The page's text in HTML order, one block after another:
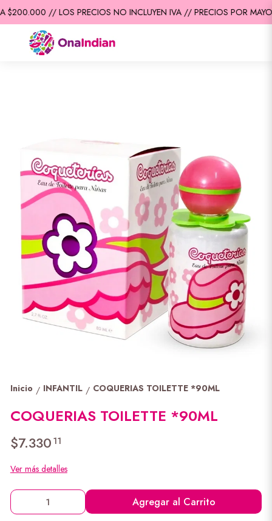
// LOS PRECIOS NO INCLUYEN IVA // PRECIOS POR
Inicio / INFANTIL / COQUERIAS TOILETTE *90ML
COQUERIAS TOILETTE *90ML
$7.330 11
Ver más detalles
Agregar al Carrito